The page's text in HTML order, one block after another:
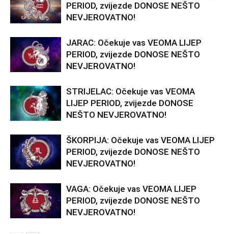
PERIOD, zvijezde DONOSE NEŠTO
NEVJEROVATNO!
JARAC: Očekuje vas VEOMA LIJEP
PERIOD, zvijezde DONOSE NEŠTO
NEVJEROVATNO!
STRIJELAC: Očekuje vas VEOMA
LIJEP PERIOD, zvijezde DONOSE
NEŠTO NEVJEROVATNO!
ŠKORPIJA: Očekuje vas VEOMA LIJEP
PERIOD, zvijezde DONOSE NEŠTO
NEVJEROVATNO!
VAGA: Očekuje vas VEOMA LIJEP
PERIOD, zvijezde DONOSE NEŠTO
NEVJEROVATNO!